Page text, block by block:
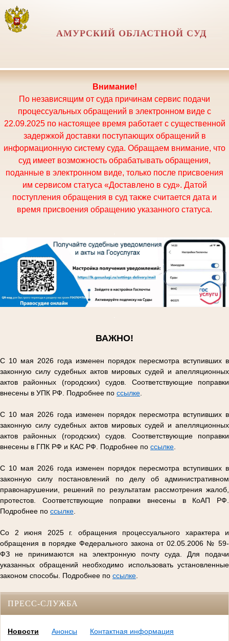
АМУРСКИЙ ОБЛАСТНОЙ СУД
Внимание!
По независящим от суда причинам сервис подачи
процессуальных обращений в электронном виде с
22.09.2025 по настоящее время работает с существенной
задержкой доставки поступающих обращений в
информационную систему суда. Обращаем внимание, что
суд имеет возможность обрабатывать обращения,
поданные в электронном виде, только после присвоения
им сервисом статуса «Доставлено в суд». Датой
поступления обращения в суд также считается дата и
время присвоения обращению указанного статуса.
ВАЖНО!
С 10 мая 2026 года изменен порядок пересмотра вступивших в
законную силу судебных актов мировых судей и апелляционных
актов районных (городских) судов. Соответствующие поправки
внесены в УПК РФ. Подробнее по ссылке
С 10 мая 2026 года изменен порядок пересмотра вступивших в
законную силу судебных актов мировых судей и апелляционных
актов районных (городских) судов. Соответствующие поправки
внесены в ГПК РФ и КАС РФ. Подробнее по ссылке
С 10 мая 2026 года изменен порядок пересмотра вступивших в
законную силу постановлений по делу об административном
правонарушении, решений по результатам рассмотрения жалоб,
протестов. Соответствующие поправки внесены в КоАП РФ.
Подробнее по ссылке
Со 2 июня 2025 г. обращения процессуального характера и
обращения в порядке Федерального закона от 02.05.2006 № 59-
ФЗ не принимаются на электронную почту суда. Для подачи
указанных обращений необходимо использовать установленные
законом способы. Подробнее по ссылке
ПРЕСС-СЛУЖБА
Новости Анонсы
Контактная информация